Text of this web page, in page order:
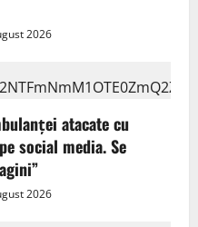
2026
atacate cu
social media. Se
2026